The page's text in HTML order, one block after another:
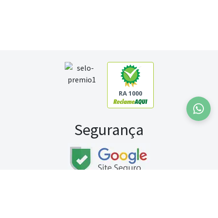
RA 1000
Segurança